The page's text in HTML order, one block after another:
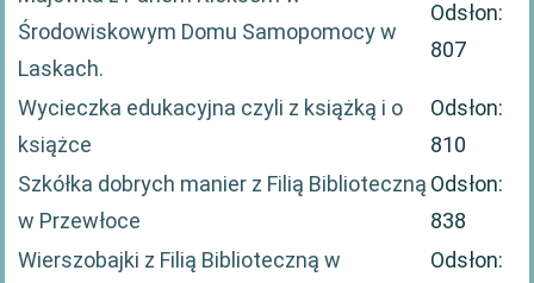
Środowiskowym Domu Samopomocy w
Laskach.
Odsłon:
807
Wycieczka edukacyjna czyli z książką i o
książce
Odsłon:
810
Szkółka dobrych manier z Filią Biblioteczną
w Przewłoce
Odsłon:
838
Wierszobajki z Filią Biblioteczną w
Odsłon: